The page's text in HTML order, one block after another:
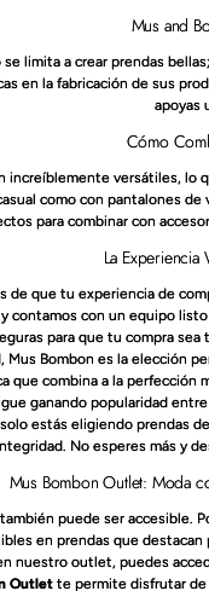
Mus and
se limita a crear prendas
en la fabricación de sus
apoyas
Cómo
increíblemente versátiles, lo
como con pantalones
para combinar con
La
de que tu experiencia de
contamos con un equipo
para que tu compra
Mus Bombon es la elección
que combina a la
ganando popularidad
estás eligiendo prendas
No esperes más y
Mus Bombon Outlet: Moda
puede ser accesible.
en prendas que destacan
nuestro outlet, puedes
Outlet te permite disfrutar de